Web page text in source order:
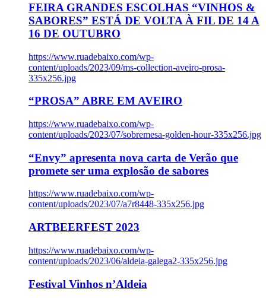
FEIRA GRANDES ESCOLHAS “VINHOS &
SABORES” ESTÁ DE VOLTA À FIL DE 14 A
16 DE OUTUBRO
https://www.ruadebaixo.com/wp-
content/uploads/2023/09/ms-collection-aveiro-prosa-
335x256.jpg
“PROSA” ABRE EM AVEIRO
https://www.ruadebaixo.com/wp-
content/uploads/2023/07/sobremesa-golden-hour-335x256.jpg
“Envy” apresenta nova carta de Verão que
promete ser uma explosão de sabores
https://www.ruadebaixo.com/wp-
content/uploads/2023/07/a7r8448-335x256.jpg
ARTBEERFEST 2023
https://www.ruadebaixo.com/wp-
content/uploads/2023/06/aldeia-galega2-335x256.jpg
Festival Vinhos n’Aldeia